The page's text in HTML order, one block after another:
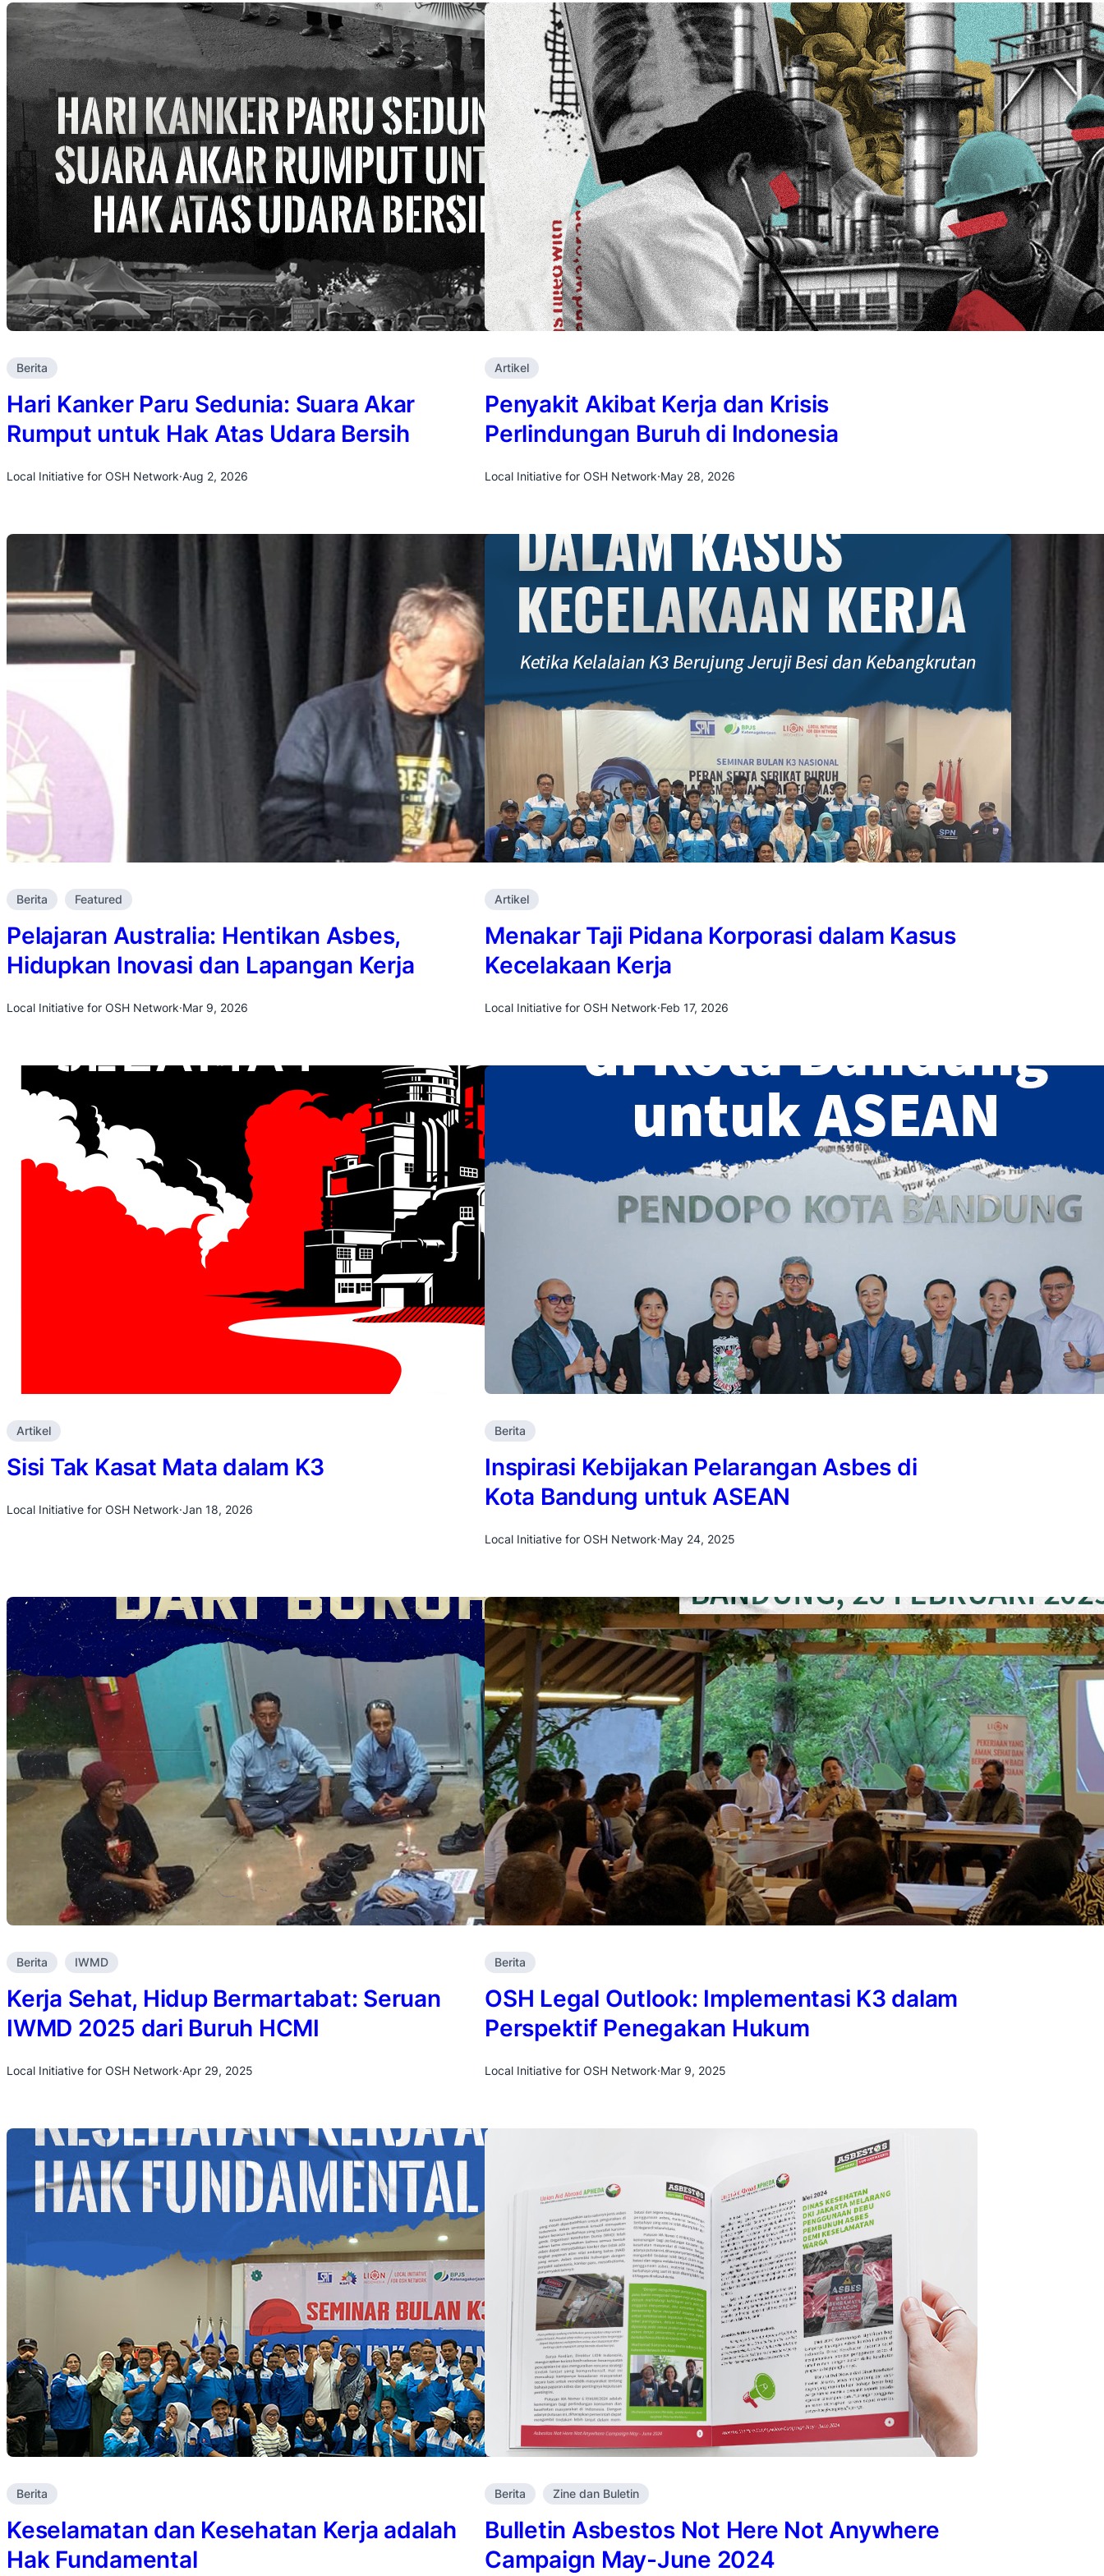
Berita
Hari Kanker Paru Sedunia: Suara Akar
Rumput untuk Hak Atas Udara Bersih
Local Initiative for OSH Network·Aug 2, 2026
Artikel
Penyakit Akibat Kerja dan Krisis
Perlindungan Buruh di Indonesia
Local Initiative for OSH Network·May 28, 2026
Berita Featured
Pelajaran Australia: Hentikan Asbes,
Hidupkan Inovasi dan Lapangan Kerja
Local Initiative for OSH Network·Mar 9, 2026
Artikel
Menakar Taji Pidana Korporasi dalam Kasus
Kecelakaan Kerja
Local Initiative for OSH Network·Feb 17, 2026
Artikel
Sisi Tak Kasat Mata dalam K3
Local Initiative for OSH Network·Jan 18, 2026
Berita
Inspirasi Kebijakan Pelarangan Asbes di
Kota Bandung untuk ASEAN
Local Initiative for OSH Network·May 24, 2025
Berita IWMD
Kerja Sehat, Hidup Bermartabat: Seruan
IWMD 2025 dari Buruh HCMI
Local Initiative for OSH Network·Apr 29, 2025
Berita
OSH Legal Outlook: Implementasi K3 dalam
Perspektif Penegakan Hukum
Local Initiative for OSH Network·Mar 9, 2025
Berita
Keselamatan dan Kesehatan Kerja adalah
Hak Fundamental
Berita Zine dan Buletin
Bulletin Asbestos Not Here Not Anywhere
Campaign May-June 2024